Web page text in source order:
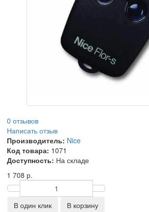
0 отзывов
Написать отзыв
Производитель: Nice
Код товара: 1071
Доступность: На складе
1 708 р.
В один клик В корзину